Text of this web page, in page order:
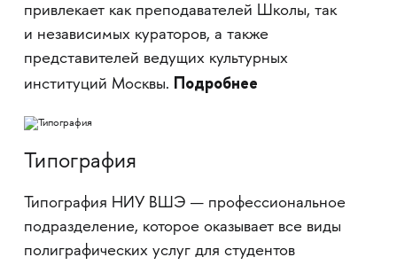
привлекает как преподавателей Школы, так
и независимых кураторов, а также
представителей ведущих культурных
институций Москвы. Подробнее
Типография
Типография НИУ ВШЭ — профессиональное
подразделение, которое оказывает все виды
полиграфических услуг для студентов